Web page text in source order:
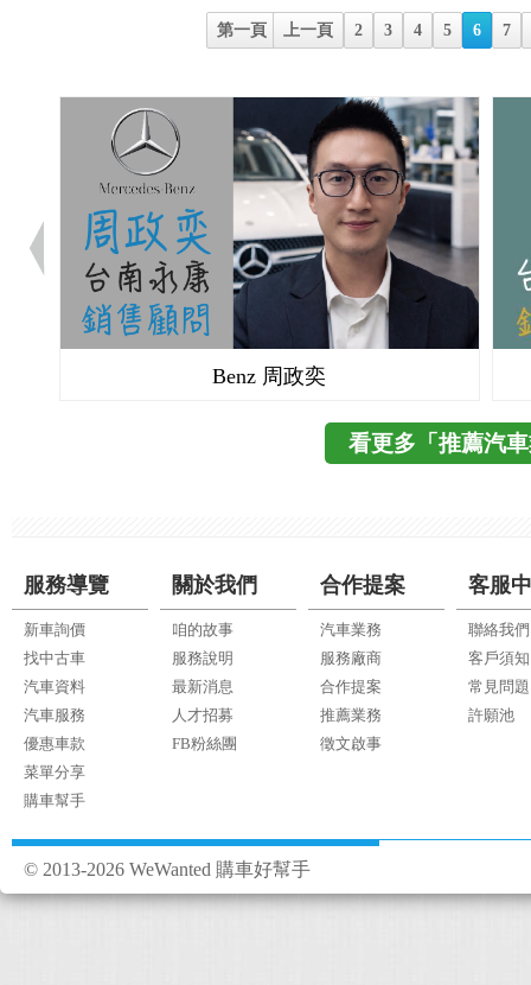
第一頁 上一頁 2 3 4 5 6 7
Benz 周政奕
看更多「推薦汽
服務導覽
新車詢價
找中古車
汽車資料
汽車服務
優惠車款
菜單分享
購車幫手
關於我們
咱的故事
服務說明
最新消息
人才招募
FB粉絲團
合作提案
汽車業務
服務廠商
合作提案
推薦業務
徵文啟事
客服
聯絡我們
客戶須知
常見問題
許願池
© 2013-2026 WeWanted 購車好幫手